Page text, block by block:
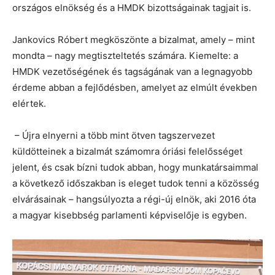
országos elnökség és a HMDK bizottságainak tagjait is.
Jankovics Róbert megköszönte a bizalmat, amely – mint
mondta – nagy megtiszteltetés számára. Kiemelte: a
HMDK vezetőségének és tagságának van a legnagyobb
érdeme abban a fejlődésben, amelyet az elmúlt években
elértek.
– Újra elnyerni a több mint ötven tagszervezet
küldötteinek a bizalmát számomra óriási felelősséget
jelent, és csak bízni tudok abban, hogy munkatársaimmal
a következő időszakban is eleget tudok tenni a közösség
elvárásainak – hangsúlyozta a régi-új elnök, aki 2016 óta
a magyar kisebbség parlamenti képviselője is egyben.